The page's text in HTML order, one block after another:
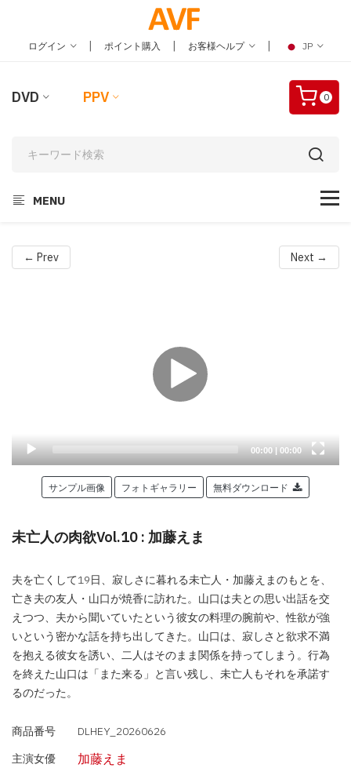
ログイン | ポイント購入 | お客様ヘルプ | JP
DVD PPV 0
MENU
← Prev Next →
Current
00:00 | Total
duration
00:00
サンプル画像 フォトギャラリー 無料ダウンロード
未亡人の肉欲Vol.10 : 加藤えま
夫を亡くして19日、寂しさに暮れる未亡人・加藤えまのもとを、
亡き夫の友人・山口が焼香に訪れた。山口は夫との思い出話を交
えつつ、夫から聞いていたという彼女の料理の腕前や、性欲が強
いという密かな話を持ち出してきた。山口は、寂しさと欲求不満
を抱える彼女を誘い、二人はそのまま関係を持ってしまう。行為
を終えた山口は「また来る」と言い残し、未亡人もそれを承諾す
るのだった。
商品番号
DLHEY_20260626
主演女優
加藤えま